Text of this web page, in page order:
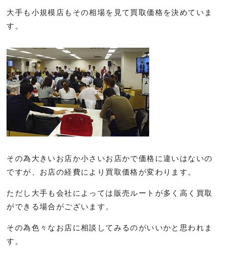
大手も小規模店もその相場を見て買取価格を決めていま
す。
その為大きいお店か小さいお店かで価格に違いはないの
ですが、お店の経費により買取価格が変わります。
ただし大手も会社によっては販売ルートが多く高く買取
ができる場合がございます。
その為色々なお店に相談してみるのがいいかと思われま
す。